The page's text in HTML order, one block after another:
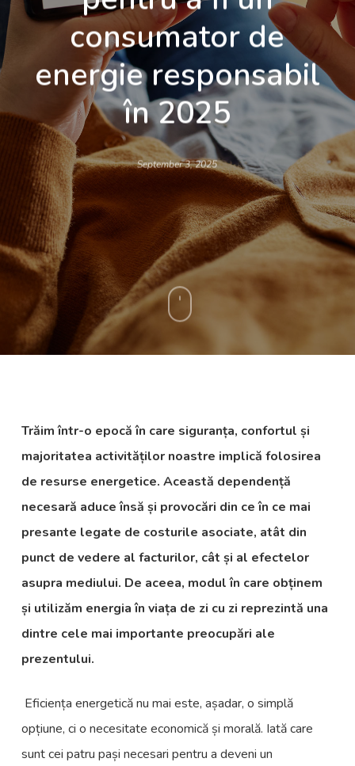
consumator de
energie responsabil
în 2025
September 3, 2025
Trăim într-o epocă în care siguranța, confortul și
majoritatea activităților noastre implică folosirea
de resurse energetice. Această dependență
necesară aduce însă și provocări din ce în ce mai
presante legate de costurile asociate, atât din
punct de vedere al facturilor, cât și al efectelor
asupra mediului. De aceea, modul în care obținem
și utilizăm energia în viața de zi cu zi reprezintă una
dintre cele mai importante preocupări ale
prezentului.
Eficiența energetică nu mai este, așadar, o simplă
opțiune, ci o necesitate economică și morală. Iată care
sunt cei patru pași necesari pentru a deveni un